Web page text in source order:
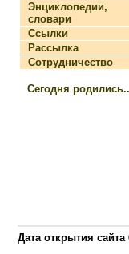
Энциклопедии,
словари
Ссылки
Рассылка
Сотрудничество
Сегодня
Дата открытия